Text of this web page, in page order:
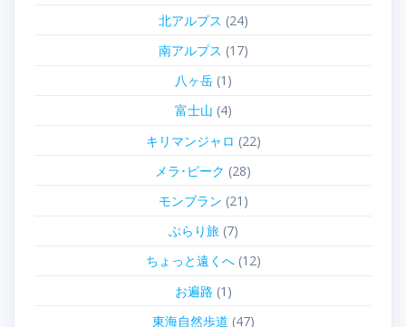
北アルプス (24)
南アルプス (17)
八ヶ岳(1)
富士山 (4)
キリマンジャロ (22)
メラ･ピーク (28)
モンブラン (21)
ぶらり旅(7)
ちょっと遠くへ(12)
お遍路 (1)
東海自然歩道 (47)